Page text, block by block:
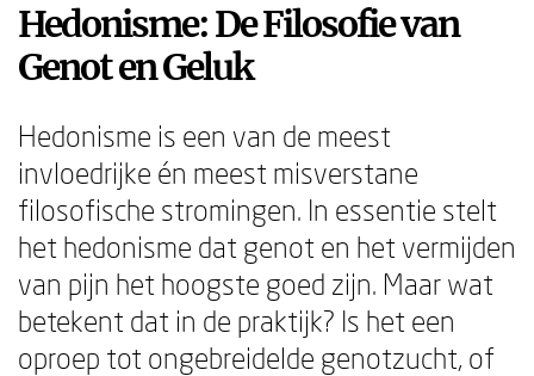
Hedonisme: De Filosofie van
Genot en Geluk
Hedonisme is een van de meest
invloedrijke én meest misverstane
filosofische stromingen. In essentie stelt
het hedonisme dat genot en het vermijden
van pijn het hoogste goed zijn. Maar wat
betekent dat in de praktijk? Is het een
oproep tot ongebreidelde genotzucht, of